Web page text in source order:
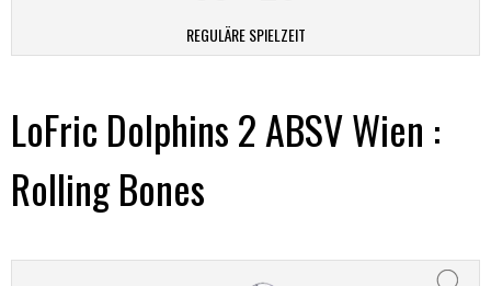
REGULÄRE SPIELZEIT
LoFric Dolphins 2 ABSV Wien :
Rolling Bones